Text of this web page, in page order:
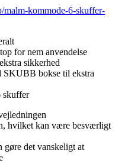
malm-kommode-6-skuffer-
for nem anvendelse
sikkerhed
SKUBB bokse til ekstra
skuffer
hvilket kan være besværligt
det vanskeligt at